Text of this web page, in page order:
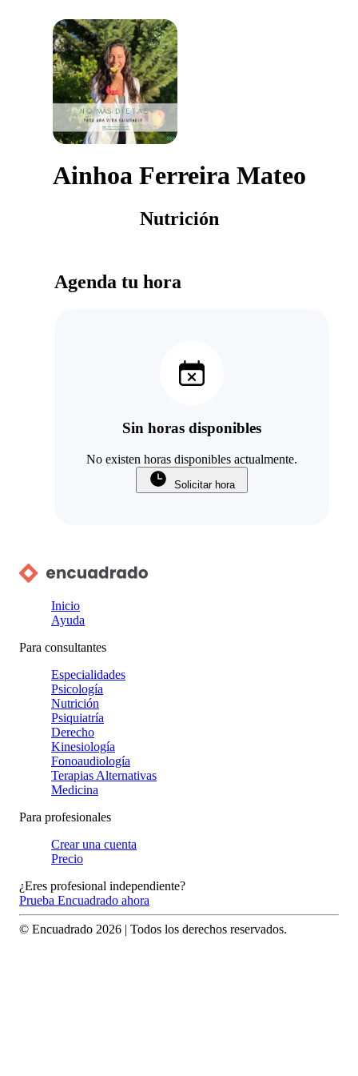
Ainhoa Ferreira Mateo
Nutrición
Agenda tu hora
Sin horas disponibles
No existen horas disponibles actualmente.
Solicitar hora
Inicio
Ayuda
Para consultantes
Especialidades
Psicología
Nutrición
Psiquiatría
Derecho
Kinesiología
Fonoaudiología
Terapias Alternativas
Medicina
Para profesionales
Crear una cuenta
Precio
¿Eres profesional independiente?
Prueba Encuadrado ahora
© Encuadrado 2026 | Todos los derechos reservados.